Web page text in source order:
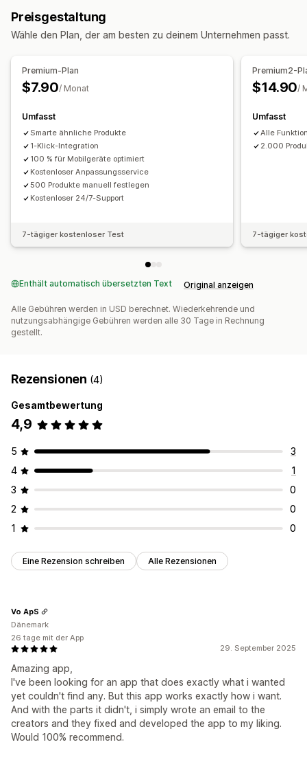
Preisgestaltung
Wähle den Plan, der am besten zu deinem Unternehmen passt.
Premium-Plan
$7.90/ Monat
Umfasst
Smarte ähnliche Produkte
1-Klick-Integration
100 % für Mobilgeräte optimiert
Kostenloser Anpassungsservice
500 Produkte manuell festlegen
Kostenloser 24/7-Support
7-tägiger kostenloser Test
Premium2-
$14.90/
Umfasst
Alle
2.000
7-tägiger
Enthält automatisch übersetzten Text Original anzeigen
Alle Gebühren werden in USD berechnet. Wiederkehrende und
nutzungsabhängige Gebühren werden alle 30 Tage in Rechnung
gestellt.
Rezensionen (4)
Gesamtbewertung
4,9
5
3
4
1
3
0
2
0
1
0
Eine Rezension schreiben Alle Rezensionen
29. September 2025
Amazing app,
I've been looking for an app that does exactly what i wanted
yet couldn't find any. But this app works exactly how i want.
And with the parts it didn't, i simply wrote an email to the
creators and they fixed and developed the app to my liking.
Would 100% recommend.
Vo ApS
Dänemark
26 tage mit der App